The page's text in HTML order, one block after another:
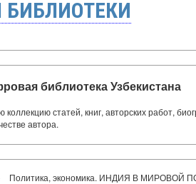
библиотека Узбекистана
коллекцию статей, книг, авторских работ,
автора.
Политика, экономика. ИНДИЯ В МИРОВОЙ